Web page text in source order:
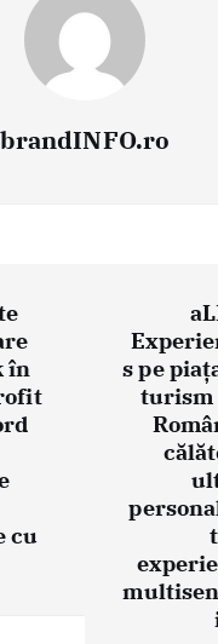
brandINFO.ro
în
cu
s pe
turism